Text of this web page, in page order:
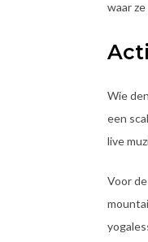
waar
Wie
een
live
Voor